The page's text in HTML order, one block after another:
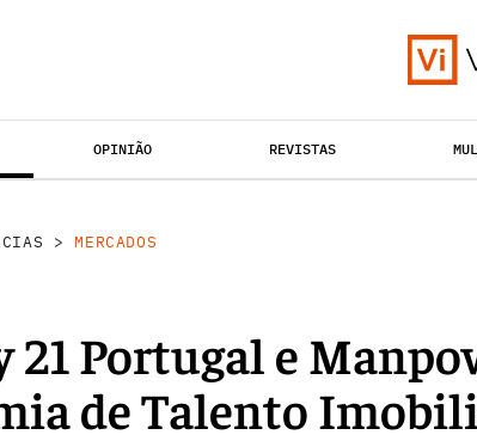
OPINIÃO REVISTAS
>MERCADOS
21 Portugal e
de Talento